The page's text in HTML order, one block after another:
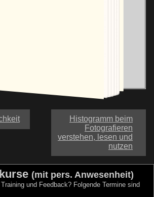
Histogramm beim
Fotografieren
verstehen, lesen und
nutzen
(mit pers. Anwesenheit)
und Feedback? Folgende Termine sind